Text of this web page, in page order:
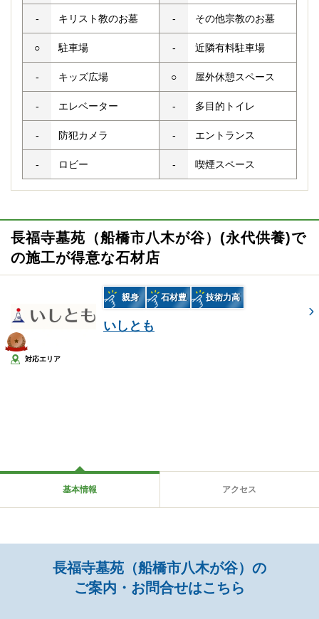
- キリスト教のお墓 - その他宗教のお墓
○ 駐車場 - 近隣有料駐車場
- キッズ広場 ○ 屋外休憩スペース
- エレベーター - 多目的トイレ
- 防犯カメラ - エントランス
- ロビー - 喫煙スペース
長福寺墓苑（船橋市八木が谷）(永代供養)で
の施工が得意な石材店
親身 石材豊 技術力高
いしとも
対応エリア
基本情報 アクセス
長福寺墓苑（船橋市八木が谷）の
ご案内・お問合せはこちら